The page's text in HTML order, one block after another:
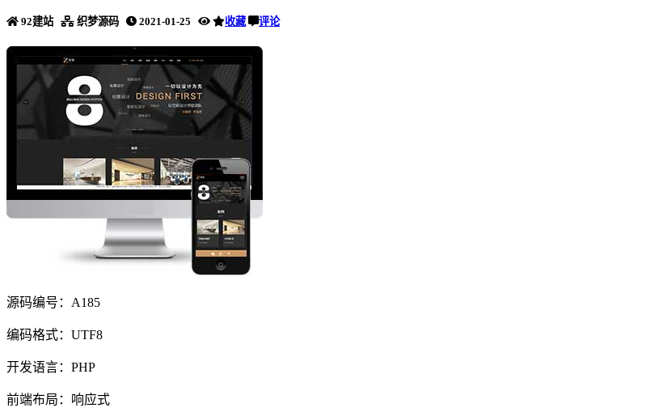
92建站 织梦源码 2021-01-25 收藏 评论
源码编号：A185
编码格式：UTF8
开发语言：PHP
前端布局：响应式